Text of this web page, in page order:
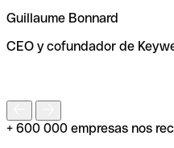
de enviar tu transferencia.
Guillaume Bonnard
CEO y cofundador de
+ 600 000 empresas nos